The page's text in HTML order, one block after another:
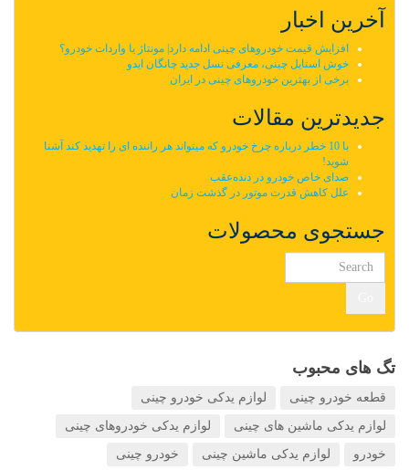
آخرین اخبار
افزایش قیمت خودروهای چینی ادامه دارد| مونتاژ یا واردات خودرو؟
خوش استایل چینی، معرفی نسل جدید چانگان ایدو
برخی از بهترین خودروهای چینی در ایران
جدیدترین مقالات
با 10 خطر درباره چرخ خودرو که میتواند هر راننده ای را تهدید کند آشنا
شوید!
صدای خاص خودرو در دنده‌عقب
علل کاهش قدرت موتور در گذشت زمان
جستجوی محصولات
تگ های محبوب
قطعه خودرو چینی لوازم یدکی خودرو چینی
لوازم یدکی ماشین های چینی لوازم یدکی خودروهای چینی
خودرو لوازم یدکی ماشین چینی خودرو چینی